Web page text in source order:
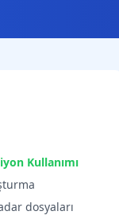
Kullanımı
dosyaları